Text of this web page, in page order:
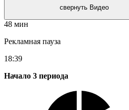
свернуть Видео
48 мин
Рекламная пауза
18:39
Начало 3 периода